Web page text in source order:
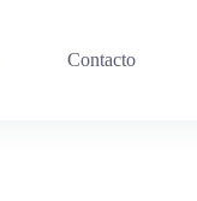
Contacto